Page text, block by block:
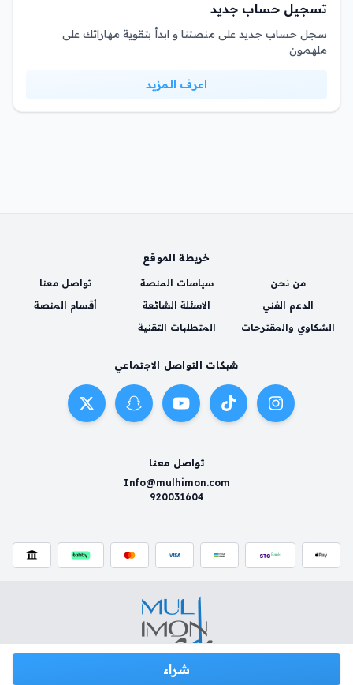
تسجيل حساب جديد
سجل حساب جديد على منصتنا و ابدأ بتقوية مهاراتك على
ملهمون
اعرف المزيد
شراء
خريطة الموقع
من نحن سياسات المنصة
تواصل معنا
الدعم الفني
الاسئلة الشائعة
أقسام المنصة
الشكاوي والمقترحات
المتطلبات التقنية
شبكات التواصل الاجتماعي
تواصل معنا
Info@mulhimon.com
920031604